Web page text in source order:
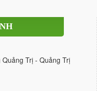
Trị - Quảng Trị